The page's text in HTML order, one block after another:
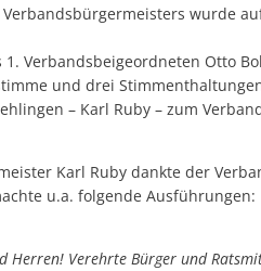
wurde
1. Verbandsbeigeordneten Otto
und drei
– Karl Ruby – zum
Karl Ruby dankte der
u.a. folgende Ausführungen:
Herren! Verehrte Bürger und